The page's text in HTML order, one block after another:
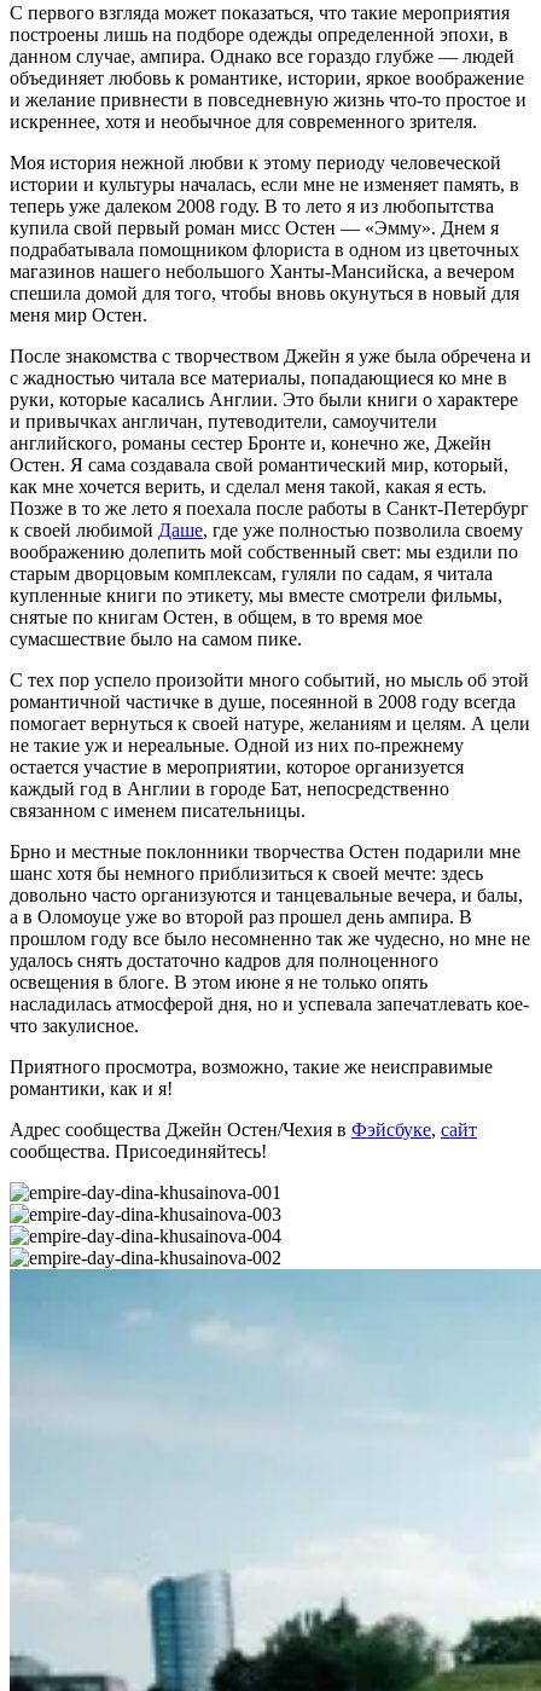
С первого взгляда может показаться, что такие мероприятия
построены лишь на подборе одежды определенной эпохи, в
данном случае, ампира. Однако все гораздо глубже — людей
объединяет любовь к романтике, истории, яркое воображение
и желание привнести в повседневную жизнь что-то простое и
искреннее, хотя и необычное для современного зрителя.
Моя история нежной любви к этому периоду человеческой
истории и культуры началась, если мне не изменяет память, в
теперь уже далеком 2008 году. В то лето я из любопытства
купила свой первый роман мисс Остен — «Эмму». Днем я
подрабатывала помощником флориста в одном из цветочных
магазинов нашего небольшого Ханты-Мансийска, а вечером
спешила домой для того, чтобы вновь окунуться в новый для
меня мир Остен.
После знакомства с творчеством Джейн я уже была обречена и
с жадностью читала все материалы, попадающиеся ко мне в
руки, которые касались Англии. Это были книги о характере
и привычках англичан, путеводители, самоучители
английского, романы сестер Бронте и, конечно же, Джейн
Остен. Я сама создавала свой романтический мир, который,
как мне хочется верить, и сделал меня такой, какая я есть.
Позже в то же лето я поехала после работы в Санкт-Петербург
к своей любимой Даше, где уже полностью позволила своему
воображению долепить мой собственный свет: мы ездили по
старым дворцовым комплексам, гуляли по садам, я читала
купленные книги по этикету, мы вместе смотрели фильмы,
снятые по книгам Остен, в общем, в то время мое
сумасшествие было на самом пике.
С тех пор успело произойти много событий, но мысль об этой
романтичной частичке в душе, посеянной в 2008 году всегда
помогает вернуться к своей натуре, желаниям и целям. А цели
не такие уж и нереальные. Одной из них по-прежнему
остается участие в мероприятии, которое организуется
каждый год в Англии в городе Бат, непосредственно
связанном с именем писательницы.
Брно и местные поклонники творчества Остен подарили мне
шанс хотя бы немного приблизиться к своей мечте: здесь
довольно часто организуются и танцевальные вечера, и балы,
а в Оломоуце уже во второй раз прошел день ампира. В
прошлом году все было несомненно так же чудесно, но мне не
удалось снять достаточно кадров для полноценного
освещения в блоге. В этом июне я не только опять
насладилась атмосферой дня, но и успевала запечатлевать кое-
что закулисное.
Приятного просмотра, возможно, такие же неисправимые
романтики, как и я!
Адрес сообщества Джейн Остен/Чехия в Фэйсбуке, сайт
сообщества. Присоединяйтесь!